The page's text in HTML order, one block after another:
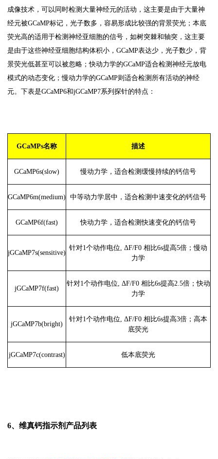
成像技术，可以同时检测大量神经元的活动，这主要是由于大量神
经元被GCaMP标记，光子数多，容易形成比较强的背景荧光；本底
荧光高的适用于检测神经亚细胞的信号，如树突棘和轴突，这主要
是由于这些神经亚细胞结构体积小，GCaMP表达少，光子数少，背
景荧光低甚至可以被忽略；快动力学的GCaMP适合检测神经元放电
模式的动态变化；慢动力学的GCaMP则适合检测所有活动的神经
元。下表是GCaMP6和jGCaMP7系列探针的特点：
GCaMPs名称 描述
GCaMP6s(slow) 慢动力学，适合检测缓慢持续的钙信号
GCaMP6m(medium) 中等动力学居中，适合检测中速变化的钙信号
GCaMP6f(fast) 快动力学，适合检测快速变化的钙信号
jGCaMP7s(sensitive)
针对1个动作电位, ΔF/F0 相比6s提高5倍；慢动
力学
jGCaMP7f(fast)
针对1个动作电位, ΔF/F0 相比6s提高2.5倍；快动
力学
jGCaMP7b(bright)
针对1个动作电位, ΔF/F0 相比6s提高3倍；高本
底荧光
jGCaMP7c(contrast) 低本底荧光
6、维真钙指示剂产品列表